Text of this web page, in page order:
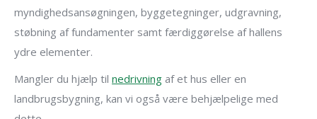
myndighedsansøgningen, byggetegninger, udgravning,
støbning af fundamenter samt færdiggørelse af hallens
ydre elementer.
Mangler du hjælp til nedrivning af et hus eller en
landbrugsbygning, kan vi også være behjælpelige med